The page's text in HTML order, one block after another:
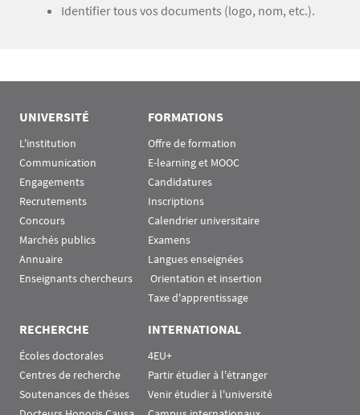
Identifier tous vos documents (logo, nom, etc.).
UNIVERSITÉ
L'institution
Communication
Engagements
Recrutements
Concours
Marchés publics
Annuaire
Enseignants chercheurs
FORMATIONS
Offre de formation
E-learning et MOOC
Candidatures
Inscriptions
Calendrier universitaire
Examens
Langues enseignées
Orientation et insertion
Taxe d'apprentissage
RECHERCHE
Écoles doctorales
Centres de recherche
Soutenances de thèses
INTERNATIONAL
4EU+
Partir étudier à l'étranger
Venir étudier à l'université